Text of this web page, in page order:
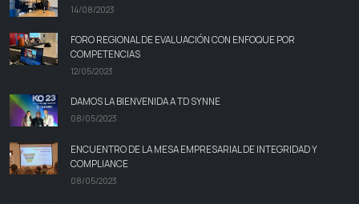
14/08/2023
FORO REGIONAL DE EVALUACIÓN CON ENFOQUE POR
COMPETENCIAS
12/05/2023
DAMOS LA BIENVENIDA A TD SYNNE
08/05/2023
ENCUENTRO DE LA MESA EMPRESARIAL DE INTEGRIDAD Y
COMPLIANCE
08/05/2023